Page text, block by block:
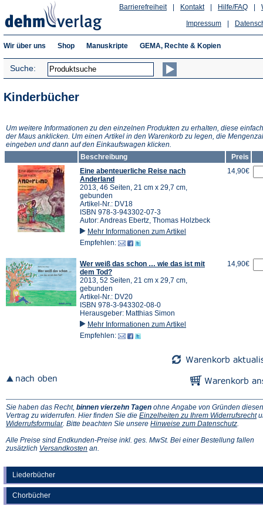
Hilfe/FAQ
Kontakt
Barrierefreiheit
Impressum
Wir über uns Shop Manuskripte GEMA, Rechte & Kopien
Suche:
Liederbücher
Chorbücher
Kinderbücher
Um weitere Informationen zu den einzelnen Produkten zu erhalten, diese
der Maus anklicken. Um einen Artikel in den Warenkorb zu legen, die
eingeben und dann auf den Einkaufswagen klicken.
Beschreibung
Preis
Eine abenteuerliche Reise nach
Anderland
2013, 46 Seiten, 21 cm x 29,7 cm,
gebunden
Artikel-Nr.: DV18
ISBN 978-3-943302-07-3
Autor: Andreas Ebertz, Thomas Holzbeck
Mehr Informationen zum Artikel
Empfehlen:
14,90€
Wer weiß das schon … wie das ist mit
dem Tod?
2013, 52 Seiten, 21 cm x 29,7 cm,
gebunden
Artikel-Nr.: DV20
ISBN 978-3-943302-08-0
Herausgeber: Matthias Simon
Mehr Informationen zum Artikel
Empfehlen:
14,90€
Sie haben das Recht, binnen vierzehn Tagen ohne Angabe von Gründen diesen
Vertrag zu widerrufen. Hier finden Sie die Einzelheiten zu Ihrem Widerrufsrecht
Widerrufsformular(Öffnet
einem
neuen
. Bitte beachten Sie unsere Hinweise zum Datenschutz(Öffnet
einem
Alle Preise sind Endkunden-Preise inkl. ges. MwSt. Bei einer Bestellung fallen
zusätzlich Versandkosten (Öffnet
an.